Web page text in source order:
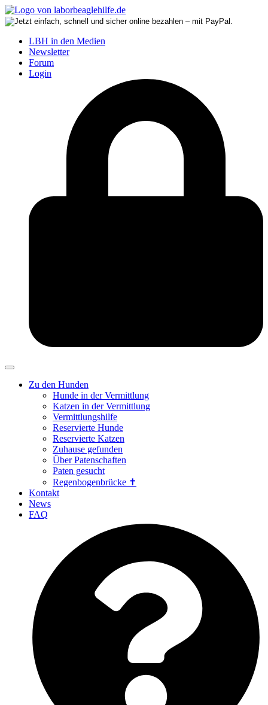
LBH in den Medien
Newsletter
Forum
Login
Zu den Hunden
Hunde in der Vermittlung
Katzen in der Vermittlung
Vermittlungshilfe
Reservierte Hunde
Reservierte Katzen
Zuhause gefunden
Über Patenschaften
Paten gesucht
Regenbogenbrücke ✝
Kontakt
News
FAQ